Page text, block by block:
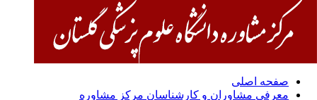
صفحه اصلی
معرفی مشاوران و کارشناسان مرکز مشاوره